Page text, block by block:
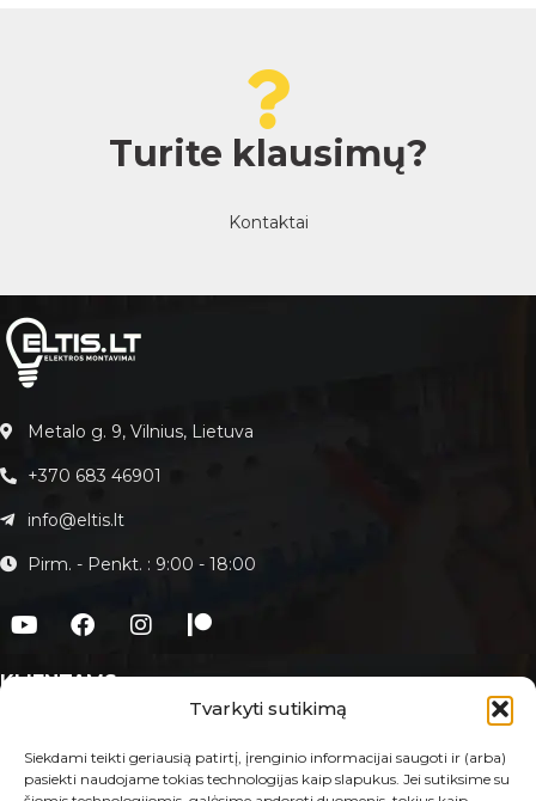
Tvarkyti sutikimą
Siekdami teikti geriausią patirtį, įrenginio informacijai saugoti ir (arba)
pasiekti naudojame tokias technologijas kaip slapukus. Jei sutiksime su
Turite klausimų?
Kontaktai
Metalo g. 9, Vilnius, Lietuva
+370 683 46901
info@eltis.lt
Pirm. - Penkt. : 9:00 - 18:00
KLIENTAMS
Paslaugos
Kontaktai